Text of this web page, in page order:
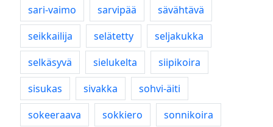
sari-vaimo
sarvipää
sävähtävä
seikkailija
selätetty
seljakukka
selkäsyvä
sielukelta
siipikoira
sisukas
sivakka
sohvi-äiti
sokeeraava
sokkiero
sonnikoira